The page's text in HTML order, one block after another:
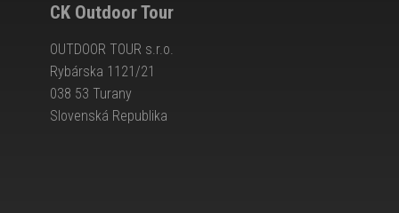
CK Outdoor Tour
OUTDOOR TOUR s.r.o.
Rybárska 1121/21
038 53 Turany
Slovenská Republika